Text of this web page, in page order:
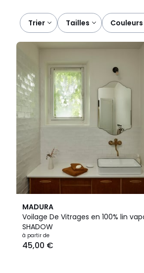
Trier tailles couleurs
MADURA
Voilage De Vitrages en 100% lin
SHADOW
Prix
à
à partir de
45,00 €